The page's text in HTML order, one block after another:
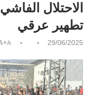
الاحتلال
تطهير عرقي
29/06/2025
A-